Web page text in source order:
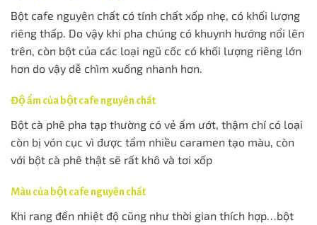
Bột cafe nguyên chất có tính chất xốp nhẹ, có khối lượng
riêng thấp. Do vậy khi pha chúng có khuynh hướng nổi lên
trên, còn bột của các loại ngũ cốc có khối lượng riêng lớn
hơn do vậy dễ chìm xuống nhanh hơn.
Độ ẩm của bột cafe nguyên chất
Bột cà phê pha tạp thường có vẻ ẩm ướt, thậm chí có loại
còn bị vón cục vì được tẩm nhiều caramen tạo màu, còn
với bột cà phê thật sẽ rất khô và tơi xốp
Màu của bột cafe nguyên chất
Khi rang đến nhiệt độ cũng như thời gian thích hợp…bột